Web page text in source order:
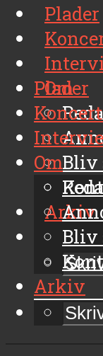
Plader
Om
Bliv
Arkiv
Plader
Om
Bliv
Arkiv